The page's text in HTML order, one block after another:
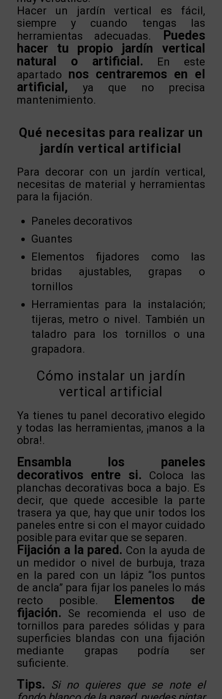
Hacer un jardín vertical es fácil,
siempre y cuando tengas las
herramientas adecuadas.
Puedes
hacer tu propio jardín vertical
natural o artificial. En este
apartado nos centraremos en el
artificial, ya que no precisa
mantenimiento.
Qué necesitas para realizar un
jardín vertical artificial
Para decorar con un jardín vertical,
necesitas de material y herramientas
para la fijación.
Paneles decorativos
Guantes
Elementos fijadores como las
bridas ajustables, grapas o
tornillos
Herramientas para la instalación;
tijeras, metro o nivel. También un
taladro para los tornillos o una
grapadora.
Cómo instalar un jardín
vertical artificial
Ya tienes tu panel decorativo elegido
y todas las herramientas, ¡manos a la
obra!.
Ensambla los paneles
decorativos entre si.
Coloca las
planchas decorativas boca a bajo. Es
decir, que quede accesible la parte
trasera ya que, hay que unir todos los
paneles entre si con el mayor cuidado
posible para evitar que se separen.
Fijación a la pared. Con la ayuda de
un medidor o nivel de burbuja, traza
en la pared con un lápiz “los puntos
de ancla” para fijar los paneles lo más
recto posible. Elementos de
fijación. Se recomienda el uso de
tornillos para paredes sólidas y para
superficies blandas con una fijación
mediante grapas podría ser
suficiente.
Tips. Si no quieres que se note el